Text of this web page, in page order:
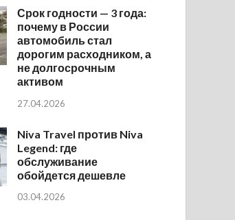
Срок годности — 3 года:
почему в России
автомобиль стал
дорогим расходником, а
не долгосрочным
активом
27.04.2026
Niva Travel против Niva
Legend: где
обслуживание
обойдется дешевле
03.04.2026